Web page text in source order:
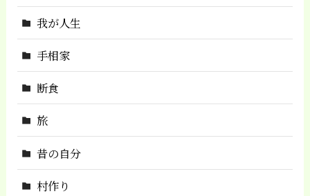
我が人生
手相家
断食
旅
昔の自分
村作り